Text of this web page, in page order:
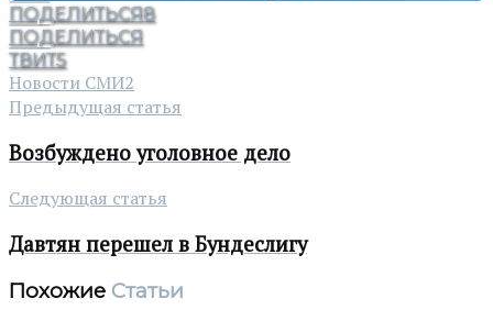
ПОДЕЛИТЬСЯ8
ПОДЕЛИТЬСЯ
ТВИТ5
Новости СМИ2
Предыдущая статья
Возбуждено уголовное дело
Следующая статья
Давтян перешел в Бундеслигу
Похожие Статьи